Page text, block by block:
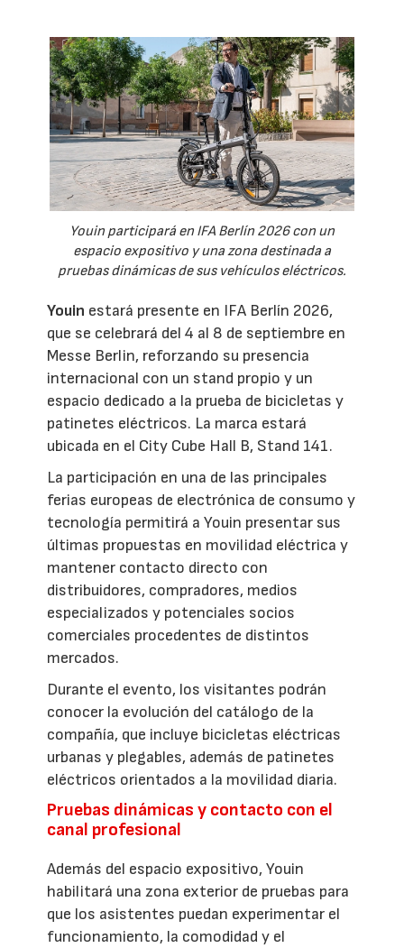
Youin participará en IFA Berlín 2026 con un
espacio expositivo y una zona destinada a
pruebas dinámicas de sus vehículos eléctricos.
Youin estará presente en IFA Berlín 2026,
que se celebrará del 4 al 8 de septiembre en
Messe Berlin, reforzando su presencia
internacional con un stand propio y un
espacio dedicado a la prueba de bicicletas y
patinetes eléctricos. La marca estará
ubicada en el City Cube Hall B, Stand 141.
La participación en una de las principales
ferias europeas de electrónica de consumo y
tecnología permitirá a Youin presentar sus
últimas propuestas en movilidad eléctrica y
mantener contacto directo con
distribuidores, compradores, medios
especializados y potenciales socios
comerciales procedentes de distintos
mercados.
Durante el evento, los visitantes podrán
conocer la evolución del catálogo de la
compañía, que incluye bicicletas eléctricas
urbanas y plegables, además de patinetes
eléctricos orientados a la movilidad diaria.
Pruebas dinámicas y contacto con el
canal profesional
Además del espacio expositivo, Youin
habilitará una zona exterior de pruebas para
que los asistentes puedan experimentar el
funcionamiento, la comodidad y el